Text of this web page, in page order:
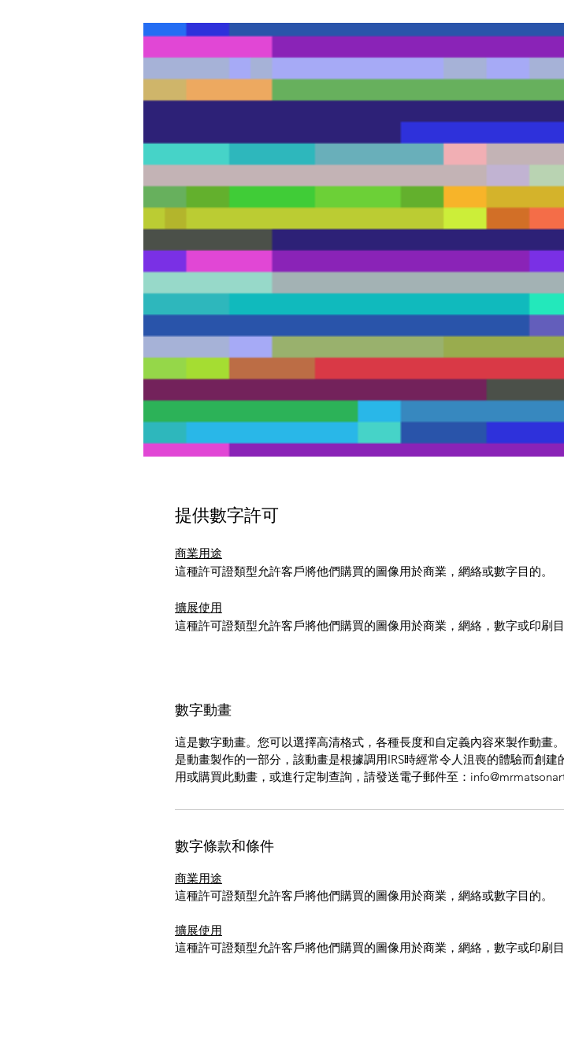
提供數字許可
商業用途
這種許可證類型允許客戶將他們購買的圖像用於商業，網絡或數字目的。
擴展使用
這種許可證類型允許客戶將他們購買的圖像用於商業，網絡，數字或印刷目
數字動畫
這是數字動畫。您可以選擇高清格式，各種長度和自定義內容來製作動畫。
是動畫製作的一部分，該動畫是根據調用IRS時經常令人沮喪的體驗而創建
用或購買此動畫，或進行定制查詢，請發送電子郵件至：
數字條款和條件
商業用途
這種許可證類型允許客戶將他們購買的圖像用於商業，網絡或數字目的。
擴展使用
這種許可證類型允許客戶將他們購買的圖像用於商業，網絡，數字或印刷目